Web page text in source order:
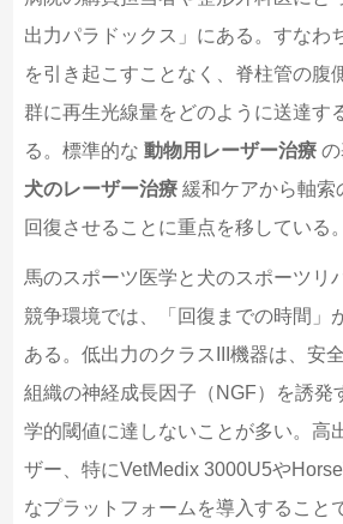
出力パラドックス」にある。すなわ
を引き起こすことなく、脊柱管の腹
群に再生光線量をどのように送達す
る。標準的な 動物用レーザー治療の
犬のレーザー治療緩和ケアから軸索
回復させることに重点を移している
馬のスポーツ医学と犬のスポーツリ
競争環境では、「回復までの時間」
ある。低出力のクラスIII機器は、安
組織の神経成長因子（NGF）を誘発
学的閾値に達しないことが多い。高
ザー、特にVetMedix 3000U5や
なプラットフォームを導入すること